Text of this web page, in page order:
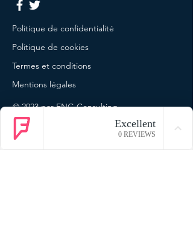
Politique de confidentialité
Politique de cookies
Termes et conditions
Mentions légales
© 2023 par ENG Consulting